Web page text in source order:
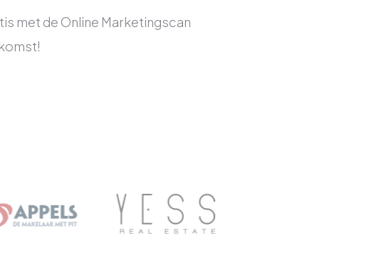
met de Online Marketingscan